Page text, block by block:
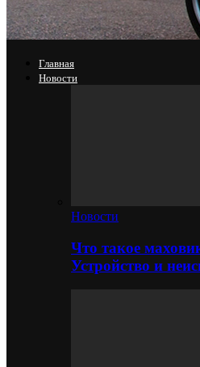
Главная
Новости
Новости
Что такое
Устройство и